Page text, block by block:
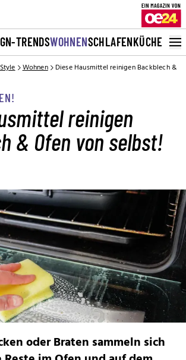
TRENDSWOHNENSCHLAFENKÜCHE BAD
Wohnen Diese Hausmittel reinigen Backblech &
reinigen
& Ofen von selbst!
oder Braten sammeln sich